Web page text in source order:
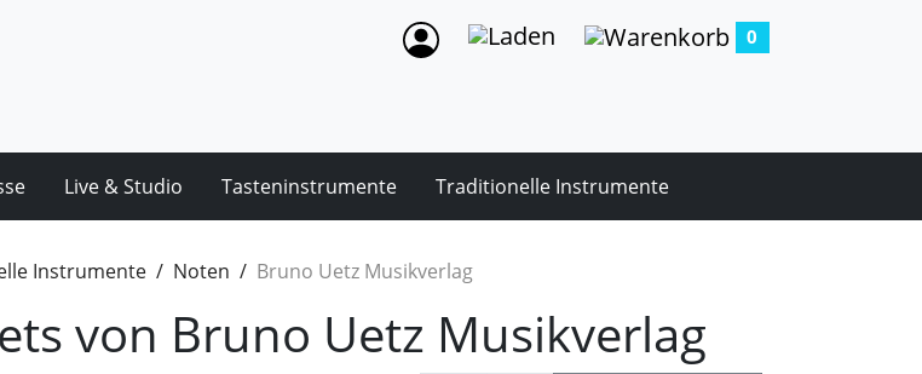
0
Live & Studio Tasteninstrumente Traditionelle Instrumente
Instrumente Noten Bruno Uetz Musikverlag
von Bruno Uetz Musikverlag